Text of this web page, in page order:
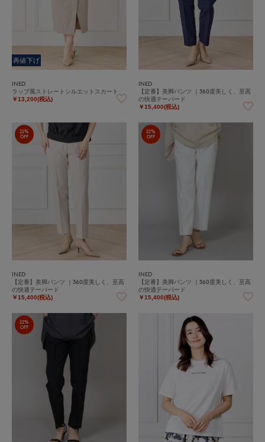
再値下げ
INED
ラップ風ストレートシルエットスカート
￥13,200(税込)
INED
【定番】美脚パンツ ｜360度美しく、至高
の快適テーパード
￥15,400(税込)
22%
OFF
INED
【定番】美脚パンツ ｜360度美しく、至高
の快適テーパード
￥15,400(税込)
22%
OFF
INED
【定番】美脚パンツ ｜360度美しく、至高
の快適テーパード
￥15,400(税込)
22%
OFF